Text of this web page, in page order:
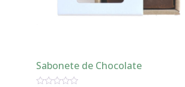
Sabonete de Chocolate